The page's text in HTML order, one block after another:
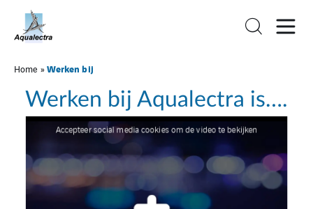
Home »Werken bij
Werken bij Aqualectra is….
Accepteer social media cookies om de video te bekijken